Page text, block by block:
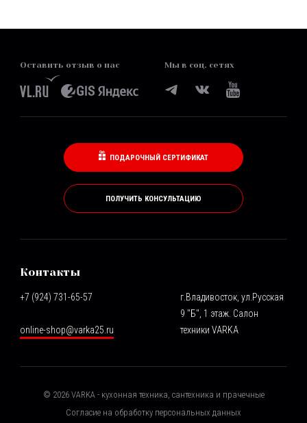
Оставить отзыв о нас Мы в соц. сетях
ПОДАРОЧНЫЙ СЕРТИФИКАТ
ПОЛУЧИТЬ КОНСУЛЬТАЦИЮ
Контакты
+7 (924) 731-65-57
online-shop@varka25.ru
г.Владивосток, ул.Русская
9 "Б", 1 этаж. Салон
техники VARKA
© 2026VARKA - кухонная техника, сантехника и прачечные
Согласие на обработку персональных данных